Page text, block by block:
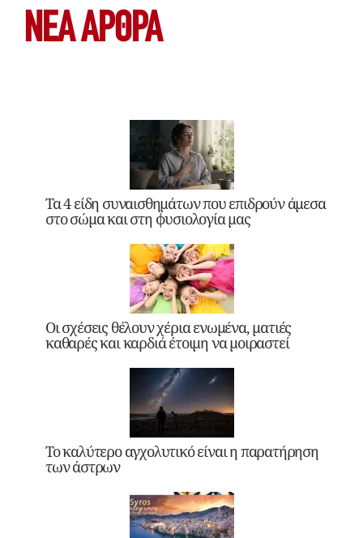
ΝΕΑ ΆΡΘΡΑ
Τα 4 είδη συναισθημάτων που επιδρούν άμεσα
στο σώμα και στη φυσιολογία μας
Οι σχέσεις θέλουν χέρια ενωμένα, ματιές
καθαρές και καρδιά έτοιμη να μοιραστεί
Το καλύτερο αγχολυτικό είναι η παρατήρηση
των άστρων